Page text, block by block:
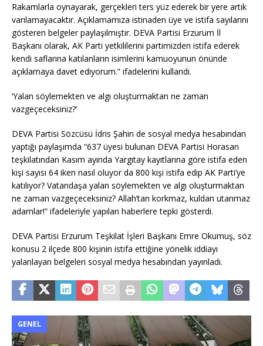
Rakamlarla oynayarak, gerçekleri ters yüz ederek bir yere artık
varılamayacaktır. Açıklamamıza istinaden üye ve istifa sayılarını
gösteren belgeler paylaşılmıştır. DEVA Partisi Erzurum İl
Başkanı olarak, AK Parti yetkililerini partimizden istifa ederek
kendi saflarına katılanların isimlerini kamuoyunun önünde
açıklamaya davet ediyorum.” ifadelerini kullandı.
‘Yalan söylemekten ve algı oluşturmaktan ne zaman
vazgeçeceksiniz?’
DEVA Partisi Sözcüsü İdris Şahin de sosyal medya hesabından
yaptığı paylaşımda “637 üyesi bulunan DEVA Partisi Horasan
teşkilatından Kasım ayında Yargıtay kayıtlarına göre istifa eden
kişi sayısı 64 iken nasıl oluyor da 800 kişi istifa edip AK Parti’ye
katılıyor? Vatandaşa yalan söylemekten ve algı oluşturmaktan
ne zaman vazgeçeceksiniz? Allah’tan korkmaz, kuldan utanmaz
adamlar!” ifadeleriyle yapılan haberlere tepki gösterdi.
DEVA Partisi Erzurum Teşkilat İşleri Başkanı Emre Okumuş, söz
konusu 2 ilçede 800 kişinin istifa ettiğine yönelik iddiayı
yalanlayan belgeleri sosyal medya hesabından yayınladı.
GENEL